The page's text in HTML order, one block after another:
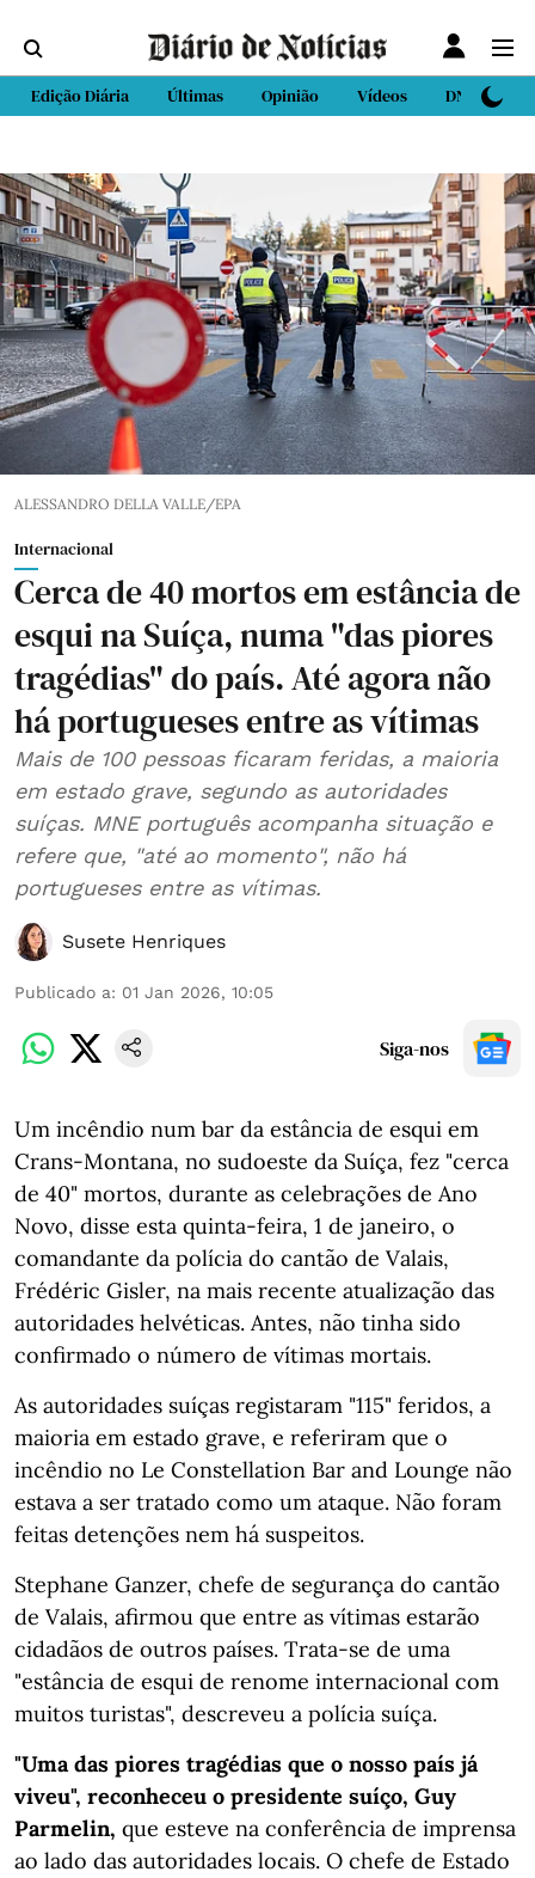
Edição Diária Últimas Opinião Vídeos DN Sport
ALESSANDRO DELLA VALLE/EPA
Internacional
Cerca de 40 mortos em estância de
esqui na Suíça, numa "das piores
tragédias" do país. Até agora não
há portugueses entre as vítimas
Mais de 100 pessoas ficaram feridas, a maioria
em estado grave, segundo as autoridades
suíças. MNE português acompanha situação e
refere que, "até ao momento", não há
portugueses entre as vítimas.
Susete Henriques
Publicado a: 01 Jan 2026, 10:05
Siga-nos
Um incêndio num bar da estância de esqui em
Crans-Montana, no sudoeste da Suíça, fez "cerca
de 40" mortos, durante as celebrações de Ano
Novo, disse esta quinta-feira, 1 de janeiro, o
comandante da polícia do cantão de Valais,
Frédéric Gisler, na mais recente atualização das
autoridades helvéticas. Antes, não tinha sido
confirmado o número de vítimas mortais.
As autoridades suíças registaram "115" feridos, a
maioria em estado grave, e referiram que o
incêndio no Le Constellation Bar and Lounge não
estava a ser tratado como um ataque. Não foram
feitas detenções nem há suspeitos.
Stephane Ganzer, chefe de segurança do cantão
de Valais, afirmou que entre as vítimas estarão
cidadãos de outros países. Trata-se de uma
"estância de esqui de renome internacional com
muitos turistas", descreveu a polícia suíça.
"Uma das piores tragédias que o nosso país já
viveu", reconheceu o presidente suíço, Guy
Parmelin, que esteve na conferência de imprensa
ao lado das autoridades locais. O chefe de Estado